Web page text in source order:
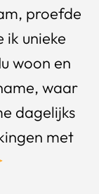
proefde
ik unieke
woon en
waar
dagelijks
met